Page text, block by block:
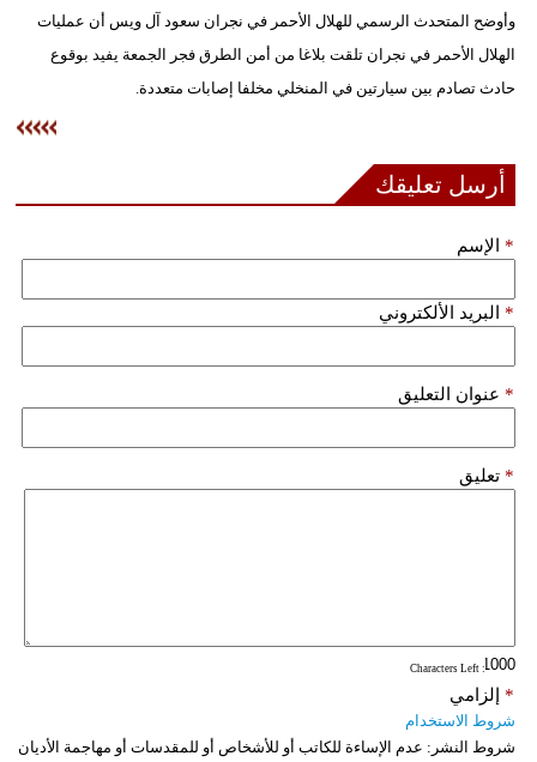
مدوَّنات
وأوضح المتحدث الرسمي للهلال الأحمر في نجران سعود آل ويس أن عمليات
الهلال الأحمر في نجران تلقت بلاغا من أمن الطرق فجر الجمعة يفيد بوقوع
حادث تصادم بين سيارتين في المنخلي مخلفا إصابات متعددة.
أرسل تعليقك
الإسم *
البريد الألكتروني *
عنوان التعليق *
تعليق *
: Characters Left
إلزامي *
شروط الاستخدام
شروط النشر: عدم الإساءة للكاتب أو للأشخاص أو للمقدسات أو مهاجمة الأديان